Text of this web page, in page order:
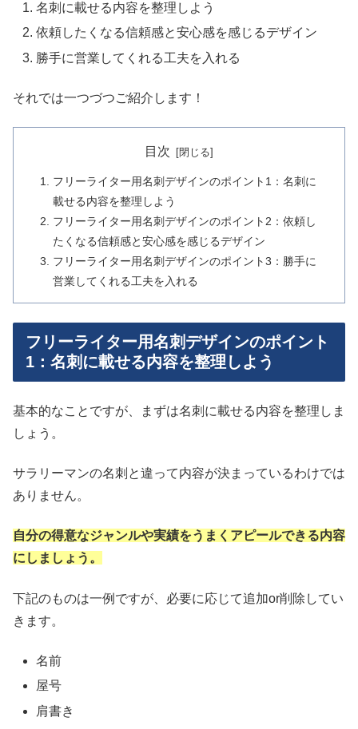
名刺に載せる内容を整理しよう
依頼したくなる信頼感と安心感を感じるデザイン
勝手に営業してくれる工夫を入れる
それでは一つづつご紹介します！
目次
フリーライター用名刺デザインのポイント1：名刺に
載せる内容を整理しよう
フリーライター用名刺デザインのポイント2：依頼し
たくなる信頼感と安心感を感じるデザイン
フリーライター用名刺デザインのポイント3：勝手に
営業してくれる工夫を入れる
フリーライター用名刺デザインのポイント
1：名刺に載せる内容を整理しよう
基本的なことですが、まずは名刺に載せる内容を整理しま
しょう。
サラリーマンの名刺と違って内容が決まっているわけでは
ありません。
自分の得意なジャンルや実績をうまくアピールできる内容
にしましょう。
下記のものは一例ですが、必要に応じて追加or削除してい
きます。
名前
屋号
肩書き